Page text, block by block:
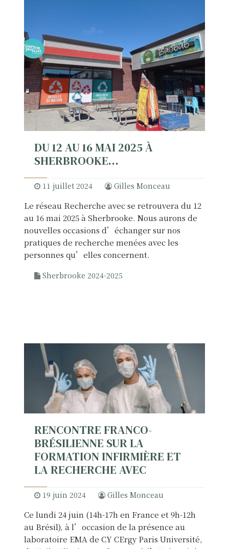
h
e
e
t
p
é
d
a
o
g
e
«
a
l
t
v
s
»
DU 12 AU 16 MAI 2025 À
SHERBROOKE…
11 juillet 2024 Gilles Monceau
Le réseau Recherche avec se retrouvera du 12
au 16 mai 2025 à Sherbrooke. Nous aurons de
nouvelles occasions d’échanger sur nos
pratiques de recherche menées avec les
personnes qu’elles concernent.
Sherbrooke 2024-2025
RENCONTRE FRANCO-
BRÉSILIENNE SUR LA
FORMATION INFIRMIÈRE ET
LA RECHERCHE AVEC
19 juin 2024 Gilles Monceau
Ce lundi 24 juin (14h-17h en France et 9h-12h
au Brésil), à l’occasion de la présence au
laboratoire EMA de CY CErgy Paris Université,